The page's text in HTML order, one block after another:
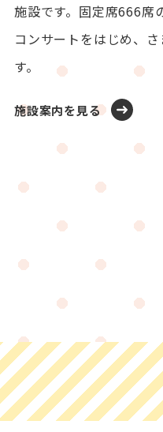
施設です。固定席666席
コンサートをはじめ、
す。
施設案内を見る